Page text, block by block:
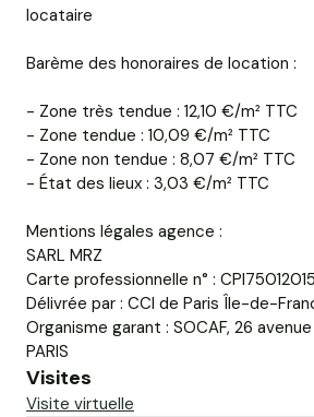
locataire
Barème des honoraires de location :
- Zone très tendue : 12,10 €/m² TTC
- Zone tendue : 10,09 €/m² TTC
- Zone non tendue : 8,07 €/m² TTC
- État des lieux : 3,03 €/m² TTC
Mentions légales agence :
SARL MRZ
Carte professionnelle n° :
Délivrée par : CCI de Paris Île-de-
Organisme garant : SOCAF, 26
PARIS
Visites
Visite virtuelle